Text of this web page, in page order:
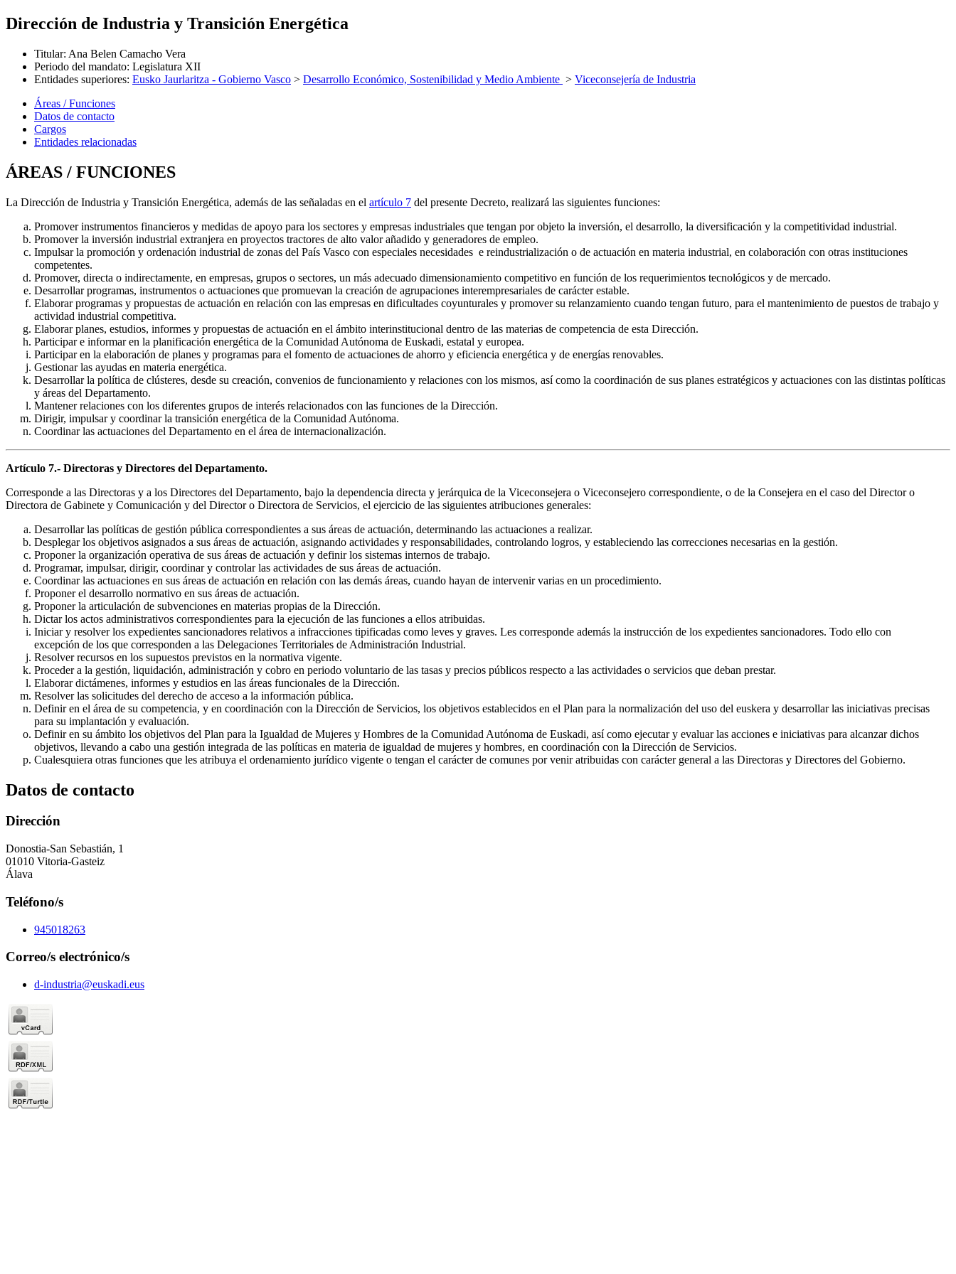
Dirección de Industria y Transición Energética
Titular: Ana Belen Camacho Vera
Periodo del mandato: Legislatura XII
Entidades superiores: Eusko Jaurlaritza - Gobierno Vasco > Desarrollo Económico, Sostenibilidad y Medio Ambiente > Viceconsejería de Industria
Áreas / Funciones
Datos de contacto
Cargos
Entidades relacionadas
ÁREAS / FUNCIONES
La Dirección de Industria y Transición Energética, además de las señaladas en el artículo 7 del presente Decreto, realizará las siguientes funciones:
Promover instrumentos financieros y medidas de apoyo para los sectores y empresas industriales que tengan por objeto la inversión, el desarrollo, la diversificación y la competitividad industrial.
Promover la inversión industrial extranjera en proyectos tractores de alto valor añadido y generadores de empleo.
Impulsar la promoción y ordenación industrial de zonas del País Vasco con especiales necesidades e reindustrialización o de actuación en materia industrial, en colaboración con otras instituciones
competentes.
Promover, directa o indirectamente, en empresas, grupos o sectores, un más adecuado dimensionamiento competitivo en función de los requerimientos tecnológicos y de mercado.
Desarrollar programas, instrumentos o actuaciones que promuevan la creación de agrupaciones interempresariales de carácter estable.
Elaborar programas y propuestas de actuación en relación con las empresas en dificultades coyunturales y promover su relanzamiento cuando tengan futuro, para el mantenimiento de puestos de trabajo y
actividad industrial competitiva.
Elaborar planes, estudios, informes y propuestas de actuación en el ámbito interinstitucional dentro de las materias de competencia de esta Dirección.
Participar e informar en la planificación energética de la Comunidad Autónoma de Euskadi, estatal y europea.
Participar en la elaboración de planes y programas para el fomento de actuaciones de ahorro y eficiencia energética y de energías renovables.
Gestionar las ayudas en materia energética.
Desarrollar la política de clústeres, desde su creación, convenios de funcionamiento y relaciones con los mismos, así como la coordinación de sus planes estratégicos y actuaciones con las distintas políticas
y áreas del Departamento.
Mantener relaciones con los diferentes grupos de interés relacionados con las funciones de la Dirección.
Dirigir, impulsar y coordinar la transición energética de la Comunidad Autónoma.
Coordinar las actuaciones del Departamento en el área de internacionalización.
Artículo 7.- Directoras y Directores del Departamento.
Corresponde a las Directoras y a los Directores del Departamento, bajo la dependencia directa y jerárquica de la Viceconsejera o Viceconsejero correspondiente, o de la Consejera en el caso del Director o
Directora de Gabinete y Comunicación y del Director o Directora de Servicios, el ejercicio de las siguientes atribuciones generales:
Desarrollar las políticas de gestión pública correspondientes a sus áreas de actuación, determinando las actuaciones a realizar.
Desplegar los objetivos asignados a sus áreas de actuación, asignando actividades y responsabilidades, controlando logros, y estableciendo las correcciones necesarias en la gestión.
Proponer la organización operativa de sus áreas de actuación y definir los sistemas internos de trabajo.
Programar, impulsar, dirigir, coordinar y controlar las actividades de sus áreas de actuación.
Coordinar las actuaciones en sus áreas de actuación en relación con las demás áreas, cuando hayan de intervenir varias en un procedimiento.
Proponer el desarrollo normativo en sus áreas de actuación.
Proponer la articulación de subvenciones en materias propias de la Dirección.
Dictar los actos administrativos correspondientes para la ejecución de las funciones a ellos atribuidas.
Iniciar y resolver los expedientes sancionadores relativos a infracciones tipificadas como leves y graves. Les corresponde además la instrucción de los expedientes sancionadores. Todo ello con
excepción de los que corresponden a las Delegaciones Territoriales de Administración Industrial.
Resolver recursos en los supuestos previstos en la normativa vigente.
Proceder a la gestión, liquidación, administración y cobro en periodo voluntario de las tasas y precios públicos respecto a las actividades o servicios que deban prestar.
Elaborar dictámenes, informes y estudios en las áreas funcionales de la Dirección.
Resolver las solicitudes del derecho de acceso a la información pública.
Definir en el área de su competencia, y en coordinación con la Dirección de Servicios, los objetivos establecidos en el Plan para la normalización del uso del euskera y desarrollar las iniciativas precisas
para su implantación y evaluación.
Definir en su ámbito los objetivos del Plan para la Igualdad de Mujeres y Hombres de la Comunidad Autónoma de Euskadi, así como ejecutar y evaluar las acciones e iniciativas para alcanzar dichos
objetivos, llevando a cabo una gestión integrada de las políticas en materia de igualdad de mujeres y hombres, en coordinación con la Dirección de Servicios.
Cualesquiera otras funciones que les atribuya el ordenamiento jurídico vigente o tengan el carácter de comunes por venir atribuidas con carácter general a las Directoras y Directores del Gobierno.
Datos de contacto
Dirección
Donostia-San Sebastián, 1
01010 Vitoria-Gasteiz
Álava
Teléfono/s
945018263
Correo/s electrónico/s
d-industria@euskadi.eus